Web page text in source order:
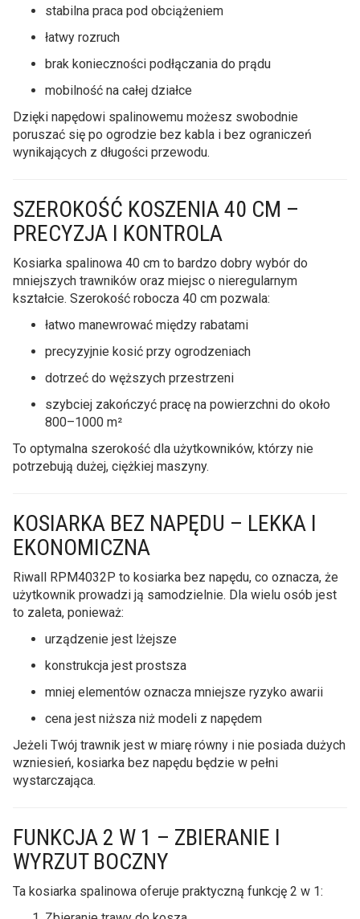
stabilna praca pod obciążeniem
łatwy rozruch
brak konieczności podłączania do prądu
mobilność na całej działce
Dzięki napędowi spalinowemu możesz swobodnie
poruszać się po ogrodzie bez kabla i bez ograniczeń
wynikających z długości przewodu.
SZEROKOŚĆ KOSZENIA 40 CM –
PRECYZJA I KONTROLA
Kosiarka spalinowa 40 cm to bardzo dobry wybór do
mniejszych trawników oraz miejsc o nieregularnym
kształcie. Szerokość robocza 40 cm pozwala:
łatwo manewrować między rabatami
precyzyjnie kosić przy ogrodzeniach
dotrzeć do węższych przestrzeni
szybciej zakończyć pracę na powierzchni do około
800–1000 m²
To optymalna szerokość dla użytkowników, którzy nie
potrzebują dużej, ciężkiej maszyny.
KOSIARKA BEZ NAPĘDU – LEKKA I
EKONOMICZNA
Riwall RPM4032P to kosiarka bez napędu, co oznacza, że
użytkownik prowadzi ją samodzielnie. Dla wielu osób jest
to zaleta, ponieważ:
urządzenie jest lżejsze
konstrukcja jest prostsza
mniej elementów oznacza mniejsze ryzyko awarii
cena jest niższa niż modeli z napędem
Jeżeli Twój trawnik jest w miarę równy i nie posiada dużych
wzniesień, kosiarka bez napędu będzie w pełni
wystarczająca.
FUNKCJA 2 W 1 – ZBIERANIE I
WYRZUT BOCZNY
Ta kosiarka spalinowa oferuje praktyczną funkcję 2 w 1: